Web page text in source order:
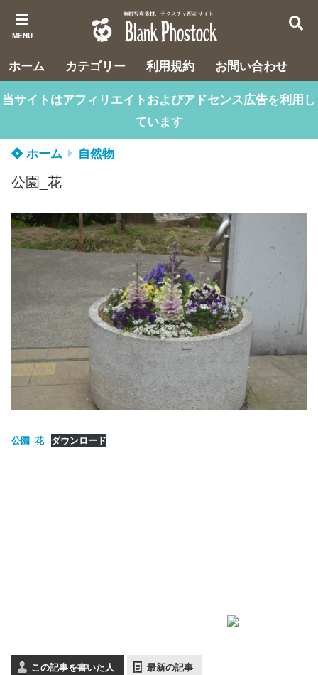
MENU
ホーム カテゴリー 利用規約
お問い合わせ
当サイトはアフィリエイトおよびアドセンス広告を利用し
ています
ホーム
自然物
公園_花
公園_花 ダウンロード
この記事を書いた人 最新の記事